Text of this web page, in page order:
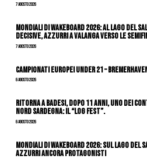
7 Agosto 2026
Mondiali di Wakeboard 2026: al Lago del
decisive, azzurri a valanga verso le
7 Agosto 2026
Campionati Europei Under 21 –
6 Agosto 2026
Ritorna a Badesi, dopo 11 anni, uno dei
nord Sardegna: il “Log Fest”.
6 Agosto 2026
Mondiali di Wakeboard 2026: sul Lago
azzurri ancora protagonisti